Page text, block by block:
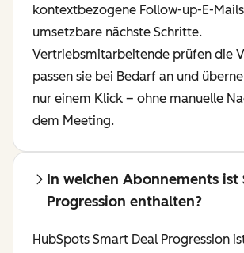
kontextbezogene Follow-up-E-
umsetzbare nächste Schritte.
Vertriebsmitarbeitende prüfen die
passen sie bei Bedarf an und
nur einem Klick – ohne manuelle
dem Meeting.
In welchen Abonnements ist
Progression enthalten?
HubSpots Smart Deal Progression